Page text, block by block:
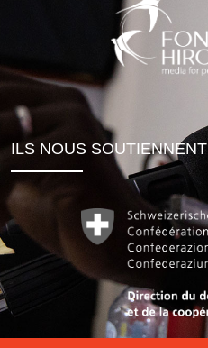
ILS NOUS SOUTIENNENT